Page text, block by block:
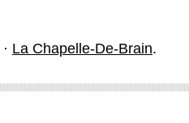
· La Chapelle-De-Brain.